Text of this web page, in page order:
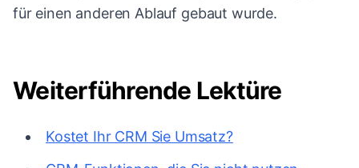
für einen anderen Ablauf gebaut wurde.
Weiterführende Lektüre
Kostet Ihr CRM Sie Umsatz?